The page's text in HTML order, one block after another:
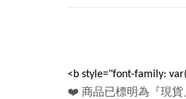
<b style="font-family:
❤️ 商品已標明為『現